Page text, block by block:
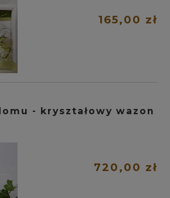
165,00 zł
- kryształowy wazon
720,00 zł